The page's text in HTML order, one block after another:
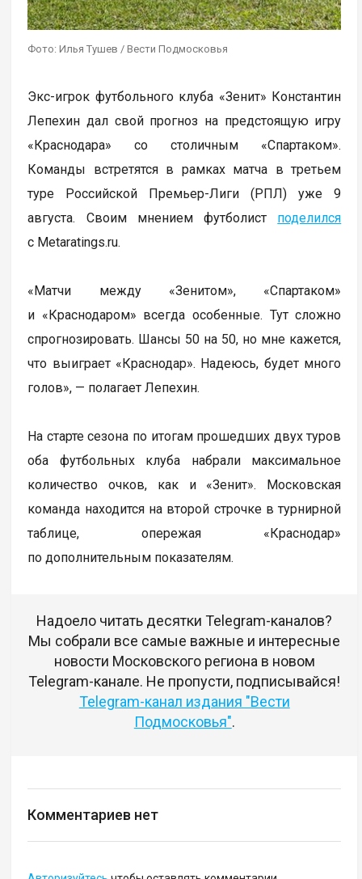
Фото: Илья Тушев / Вести Подмосковья
Экс-игрок футбольного клуба «Зенит» Константин
Лепехин дал свой прогноз на предстоящую игру
«Краснодара» со столичным «Спартаком».
Команды встретятся в рамках матча в третьем
туре Российской Премьер-Лиги (РПЛ) уже 9
августа. Своим мнением футболист поделился
с Metaratings.ru.
«Матчи между «Зенитом», «Спартаком»
и «Краснодаром» всегда особенные. Тут сложно
спрогнозировать. Шансы 50 на 50, но мне кажется,
что выиграет «Краснодар». Надеюсь, будет много
голов», — полагает Лепехин.
На старте сезона по итогам прошедших двух туров
оба футбольных клуба набрали максимальное
количество очков, как и «Зенит». Московская
команда находится на второй строчке в турнирной
таблице, опережая «Краснодар»
по дополнительным показателям.
Надоело читать десятки Telegram-каналов?
Мы собрали все самые важные и интересные
новости Московского региона в новом
Telegram-канале. Не пропусти, подписывайся!
Telegram-канал издания "Вести
Подмосковья".
Комментариев нет